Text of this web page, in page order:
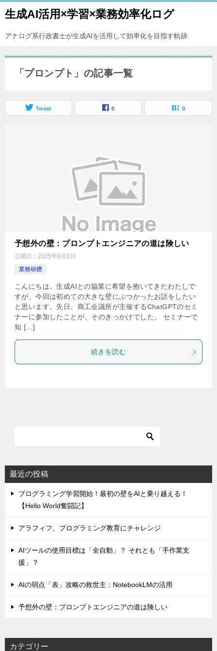
生成AI活用×学習×業務効率化ログ
アナログ系行政書士が生成AIを活用して効率化を目指す軌跡
「プロンプト」の記事一覧
Tweet 0 0
予想外の壁：プロンプトエンジニアの道は険しい
公開日： 2025年8月2日
業務研鑽
こんにちは。生成AIとの協業に希望を抱いてきたわたしで
すが、今回は初めての大きな壁にぶつかったお話をしたい
と思います。先日、商工会議所が主催するChatGPTのセミ
ナーに参加したことが、そのきっかけでした。 セミナーで
知 […]
続きを読む
最近の投稿
プログラミング学習開始！最初の壁をAIと乗り越える！
【Hello World奮闘記】
アラフィフ、プログラミング教育にチャレンジ
AIツールの使用目標は「全自動」？ それとも「手作業支
援」？
AIの弱点「表」攻略の救世主：NotebookLMの活用
予想外の壁：プロンプトエンジニアの道は険しい
カテゴリー